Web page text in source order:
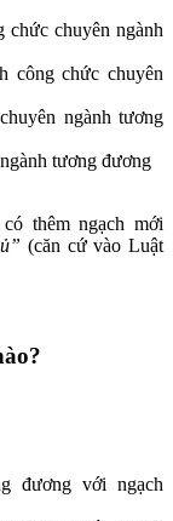
chức chuyên ngành
công chức chuyên
ngành tương
tương đương
thêm ngạch mới
(căn cứ vào Luật
đương với ngạch